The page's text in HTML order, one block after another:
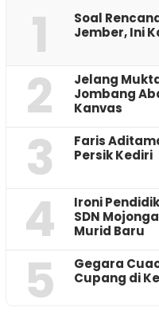
1
‎Soal
Jember, Ini
2
Jelang
Jombang
Kanvas
3
Faris
Persik Kediri
4
Ironi
SDN
Murid Baru
5
‎Gegara
Cupang di